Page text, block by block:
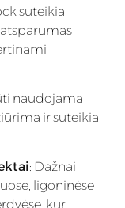
suteikia
naudojama
ir suteikia
: Dažnai
ligoninėse
kur